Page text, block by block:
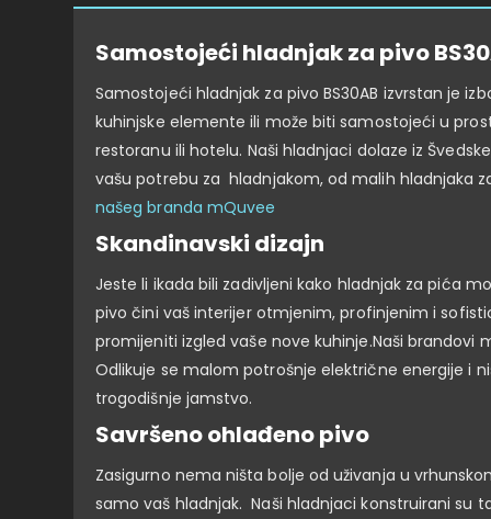
Samostojeći hladnjak za pivo
Samostojeći hladnjak za pivo BS30AB izvrstan je
kuhinjske elemente ili može biti samostojeći u
restoranu ili hotelu. Naši hladnjaci dolaze iz
vašu potrebu za hladnjakom, od malih hladnjaka
našeg branda mQuvee
Skandinavski dizajn
Jeste li ikada bili zadivljeni kako hladnjak za pića
pivo čini vaš interijer otmjenim, profinjenim i
promijeniti izgled vaše nove kuhinje.Naši brandovi
Odlikuje se malom potrošnje električne energije i
trogodišnje jamstvo.
Savršeno ohlađeno pivo
Zasigurno nema ništa bolje od uživanja u
samo vaš hladnjak. Naši hladnjaci konstruirani su